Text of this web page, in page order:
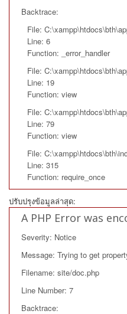
Backtrace:
File:
Line: 6
Function: _error_handler
File:
Line: 19
Function: view
File:
Line: 79
Function: view
File:
Line: 315
Function: require_once
ปรับปรุงข้อมูลล่าสุด:
A PHP Error was
Severity: Notice
Message: Trying to get
Filename: site/doc.php
Line Number: 7
Backtrace: